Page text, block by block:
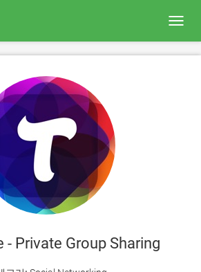
- Private Group Sharing